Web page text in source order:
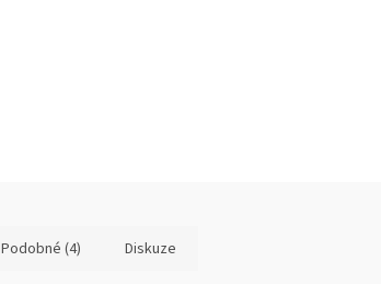
Podobné (4) Diskuze